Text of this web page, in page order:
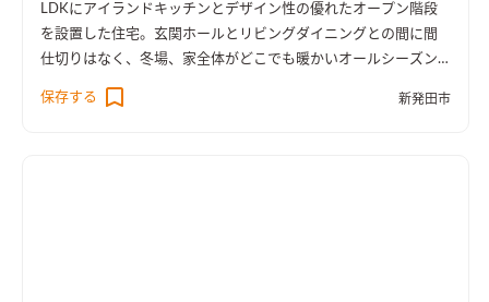
LDKにアイランドキッチンとデザイン性の優れたオープン階段
を設置した住宅。玄関ホールとリビングダイニングとの間に間
仕切りはなく、冬場、家全体がどこでも暖かいオールシーズン
快適な高気密高断熱オール電化住宅です。
保存する
新発田市